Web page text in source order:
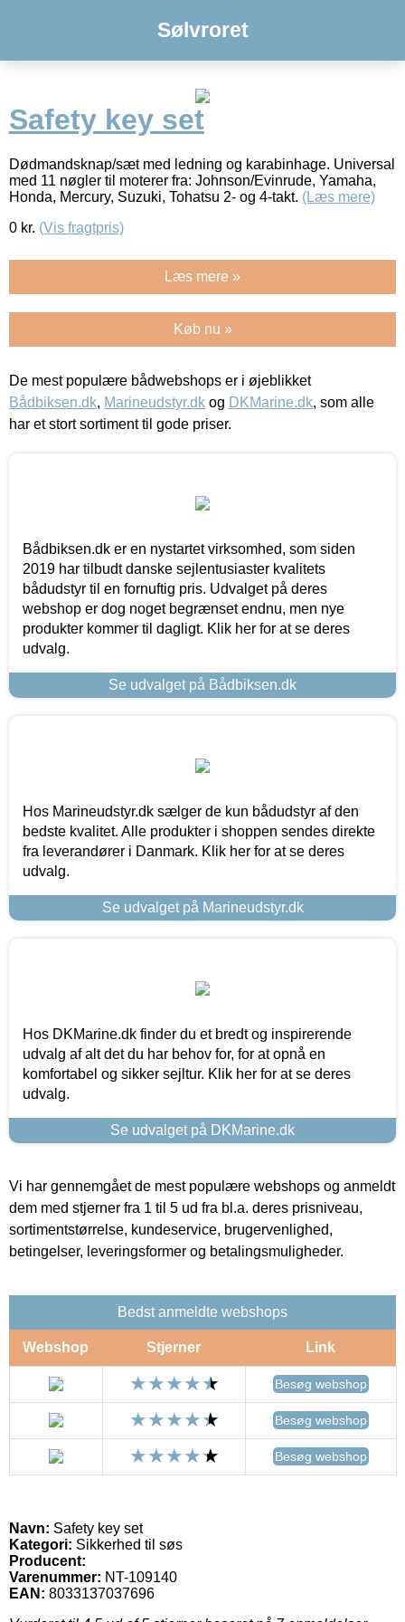
Sølvroret
Safety key set
Dødmandsknap/sæt med ledning og karabinhage. Universal
med 11 nøgler til moterer fra: Johnson/Evinrude, Yamaha,
Honda, Mercury, Suzuki, Tohatsu 2- og 4-takt. (Læs mere)
0 kr. (Vis fragtpris)
Læs mere »
Køb nu »
De mest populære bådwebshops er i øjeblikket
Bådbiksen.dk, Marineudstyr.dk og DKMarine.dk, som alle
har et stort sortiment til gode priser.
Bådbiksen.dk er en nystartet virksomhed, som siden
2019 har tilbudt danske sejlentusiaster kvalitets
bådudstyr til en fornuftig pris. Udvalget på deres
webshop er dog noget begrænset endnu, men nye
produkter kommer til dagligt. Klik her for at se deres
udvalg.
Se udvalget på Bådbiksen.dk
Hos Marineudstyr.dk sælger de kun bådudstyr af den
bedste kvalitet. Alle produkter i shoppen sendes direkte
fra leverandører i Danmark. Klik her for at se deres
udvalg.
Se udvalget på Marineudstyr.dk
Hos DKMarine.dk finder du et bredt og inspirerende
udvalg af alt det du har behov for, for at opnå en
komfortabel og sikker sejltur. Klik her for at se deres
udvalg.
Se udvalget på DKMarine.dk
Vi har gennemgået de mest populære webshops og anmeldt
dem med stjerner fra 1 til 5 ud fra bl.a. deres prisniveau,
sortimentstørrelse, kundeservice, brugervenlighed,
betingelser, leveringsformer og betalingsmuligheder.
Bedst anmeldte webshops
Webshop Stjerner Link
Besøg webshop
Besøg webshop
Besøg webshop
Navn: Safety key set
Kategori: Sikkerhed til søs
Producent:
Varenummer: NT-109140
EAN: 8033137037696